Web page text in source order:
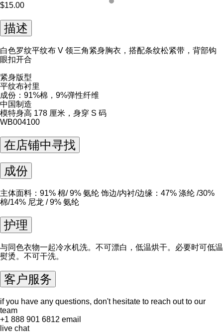
$15.00
描述
白色罗纹平纹布 V 领三角紧身胸衣，搭配条纹松紧带，背部钩
眼扣开合
紧身版型
平纹布衬里
成份：91%棉，9%弹性纤维
中国制造
模特身高 178 厘米，身穿 S 码
WB004100
在店铺中寻找
成份
主体面料：91% 棉/ 9% 氨纶 饰边/内衬/边缘：47% 涤纶 /30%
棉/14% 尼龙 / 9% 氨纶
护理
与同色衣物一起冷水机洗。不可漂白，低温烘干。必要时可低温
熨烫。不可干洗。
客户服务
if you have any questions, don't hesitate to reach out to our
team
+1 888 901 6812 email
live chat